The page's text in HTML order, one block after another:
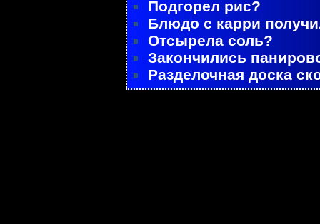
Подгорел рис?
Блюдо с карри
Отсырела соль?
Закончились
Разделочная доска